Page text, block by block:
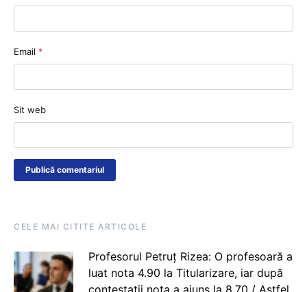
Email *
Sit web
CELE MAI CITITE ARTICOLE
Profesorul Petruț Rizea: O profesoară a
luat nota 4.90 la Titularizare, iar după